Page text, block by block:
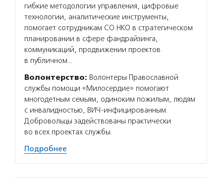
гибкие методологии управления, цифровые
технологии, аналитические инструменты,
помогает сотрудникам СО НКО в стратегическом
планировании в сфере фандрайзинга,
коммуникаций, продвижении проектов
в публичном…
Волонтерство: Волонтеры Православной
службы помощи «Милосердие» помогают
многодетным семьям, одиноким пожилым, людям
с инвалидностью, ВИЧ-инфицированным.
Добровольцы задействованы практически
во всех проектах службы.
Подробнее